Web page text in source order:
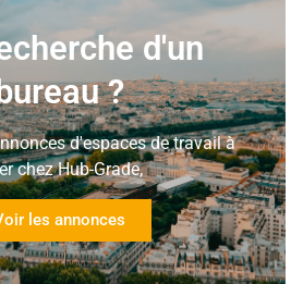
d'un
?
d'espaces de travail à
chez Hub-Grade,
les annonces